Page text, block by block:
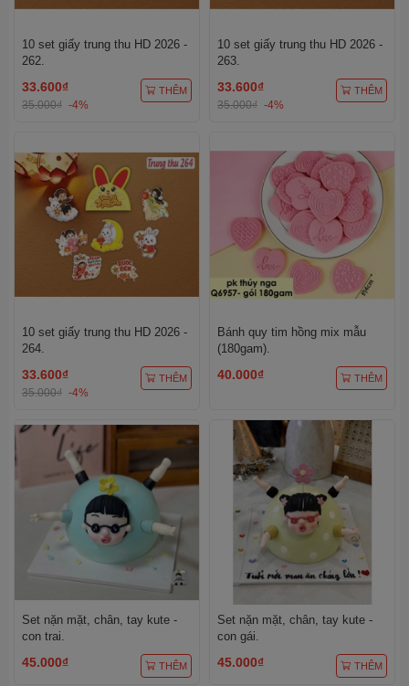
10 set giấy trung thu HD 2026 -
262.
33.600₫
35.000₫ -4%
THÊM
10 set giấy trung thu HD 2026 -
263.
33.600₫
35.000₫ -4%
THÊM
10 set giấy trung thu HD 2026 -
264.
33.600₫
35.000₫ -4%
THÊM
Bánh quy tim hồng mix mẫu
(180gam).
40.000₫ THÊM
Set nặn mặt, chân, tay kute -
con trai.
45.000₫ THÊM
Set nặn mặt, chân, tay kute -
con gái.
45.000₫ THÊM